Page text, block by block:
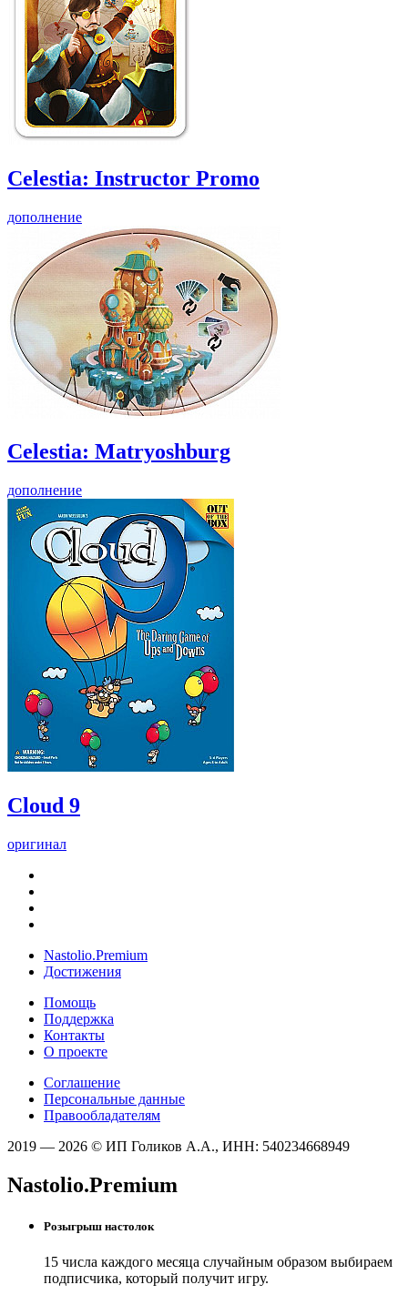
Celestia: Instructor Promo
дополнение
Celestia: Matryoshburg
дополнение
Cloud 9
оригинал
Nastolio.Premium
Достижения
Помощь
Поддержка
Контакты
О проекте
Соглашение
Персональные данные
Правообладателям
2019 — 2026 © ИП Голиков А.А., ИНН: 540234668949
Nastolio.Premium
Розыгрыш настолок
15 числа каждого месяца случайным образом выбираем
подписчика, который получит игру.